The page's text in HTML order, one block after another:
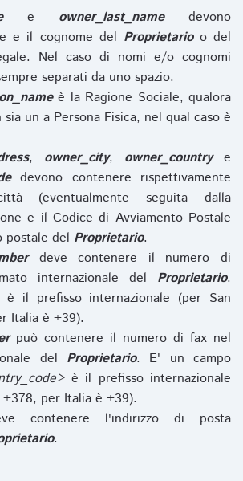
e owner_last_namedevono
e il cognome del Proprietarioo del
Nel caso di nomi e/o cognomi
separati da uno spazio.
è la Ragione Sociale, qualora
un a Persona Fisica, nel qual caso è
, owner_city, owner_countrye
devono contenere rispettivamente
(eventualmente seguita dalla
e il Codice di Avviamento Postale
postale del Proprietario.
deve contenere il numero di
internazionale del Proprietario.
è il prefisso internazionale (per San
Italia è +39).
può contenere il numero di fax nel
del Proprietario. E' un campo
è il prefisso internazionale
per Italia è +39).
contenere l'indirizzo di posta
.